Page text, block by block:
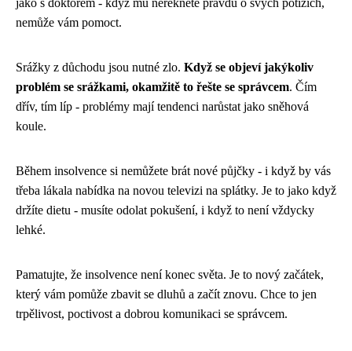
jako s doktorem - když mu neřeknete pravdu o svých potížích,
nemůže vám pomoct.
Srážky z důchodu jsou nutné zlo. Když se objeví jakýkoliv
problém se srážkami, okamžitě to řešte se správcem. Čím
dřív, tím líp - problémy mají tendenci narůstat jako sněhová
koule.
Během insolvence si nemůžete brát nové půjčky - i když by vás
třeba lákala nabídka na novou televizi na splátky. Je to jako když
držíte dietu - musíte odolat pokušení, i když to není vždycky
lehké.
Pamatujte, že insolvence není konec světa. Je to nový začátek,
který vám pomůže zbavit se dluhů a začít znovu. Chce to jen
trpělivost, poctivost a dobrou komunikaci se správcem.